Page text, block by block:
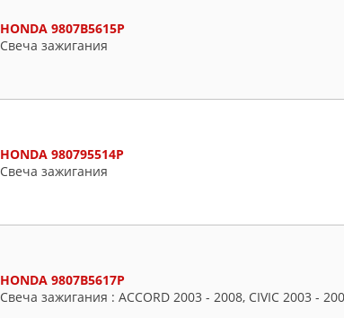
HONDA 9807B5615P
Свеча зажигания
HONDA 980795514P
Свеча зажигания
HONDA 9807B5617P
Свеча зажигания : ACCORD 2003 - 2008, CIVIC 2003 -